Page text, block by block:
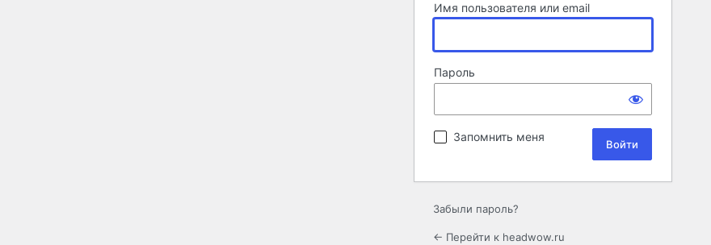
Имя пользователя или email
Пароль
Запомнить меня
Забыли пароль?
← Перейти к headwow.ru